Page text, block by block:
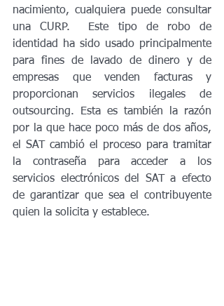
nacimiento, cualquiera puede consultar
una CURP.  Este tipo de robo de
identidad ha sido usado principalmente
para fines de lavado de dinero y de
empresas que venden facturas y
proporcionan servicios ilegales de
outsourcing. Esta es también la razón
por la que hace poco más de dos años,
el SAT cambió el proceso para tramitar
la contraseña para acceder a los
servicios electrónicos del SAT a efecto
de garantizar que sea el contribuyente
quien la solicita y establece.